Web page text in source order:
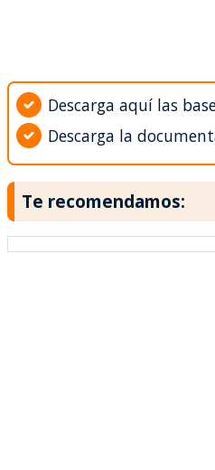
Descarga aquí las
Descarga la
Te recomendamos: